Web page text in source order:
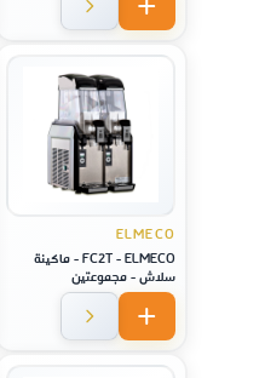
ELMECO
FC2T - ELMECO - ماكينة
سلاش - مجموعتين